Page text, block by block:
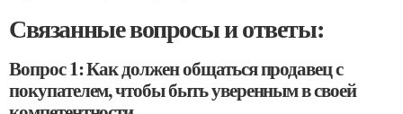
Связанные вопросы и ответы:
Вопрос 1: Как должен общаться продавец с
покупателем, чтобы быть уверенным в своей